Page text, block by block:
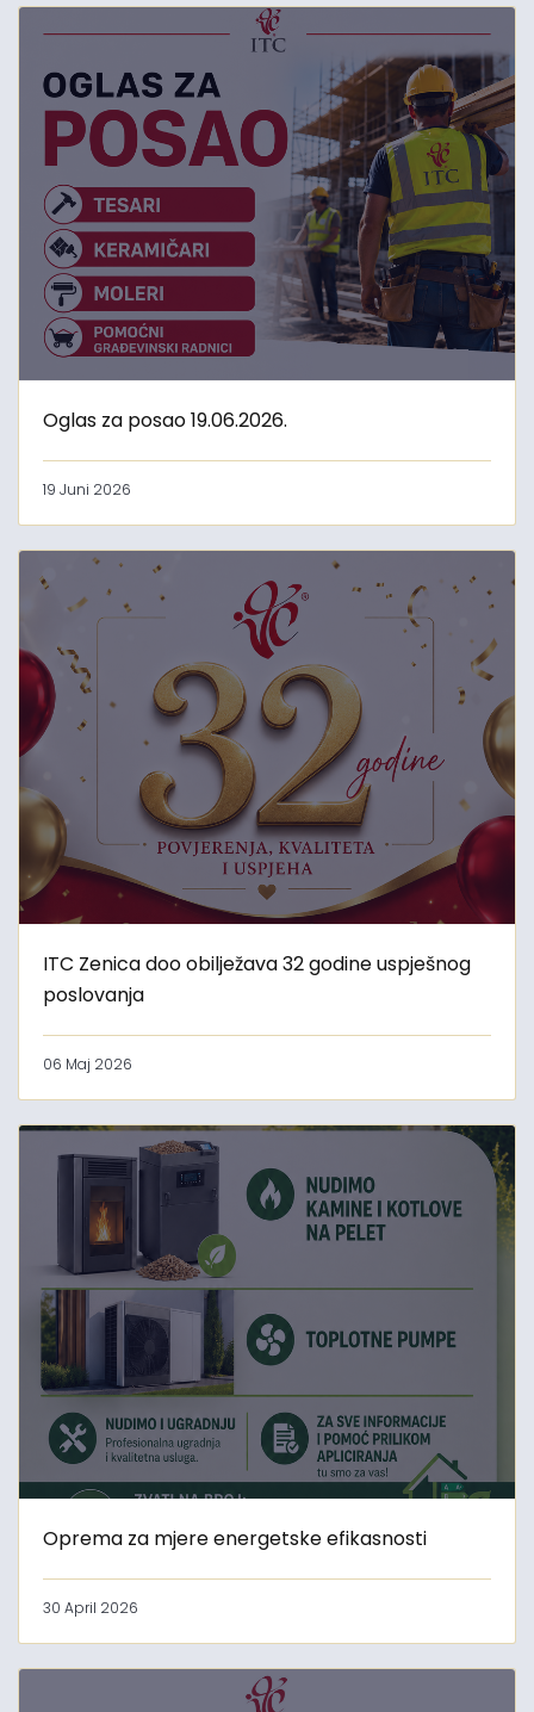
Oglas za posao 19.06.2026.
19 Juni 2026
ITC Zenica doo obilježava 32 godine uspješnog
poslovanja
06 Maj 2026
Oprema za mjere energetske efikasnosti
30 April 2026